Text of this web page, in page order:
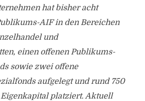
hat bisher acht
AIF in den Bereichen
und
einen offenen Publikums-
sowie zwei offene
aufgelegt und rund 750
platziert. Aktuell